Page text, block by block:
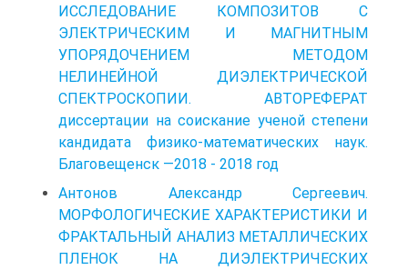
ИССЛЕДОВАНИЕ КОМПОЗИТОВ С
ЭЛЕКТРИЧЕСКИМ И МАГНИТНЫМ
УПОРЯДОЧЕНИЕМ МЕТОДОМ
НЕЛИНЕЙНОЙ ДИЭЛЕКТРИЧЕСКОЙ
СПЕКТРОСКОПИИ. АВТОРЕФЕРАТ
диссертации на соискание ученой степени
кандидата физико-математических наук.
Благовещенск —2018 - 2018 год
Антонов Александр Сергеевич.
МОРФОЛОГИЧЕСКИЕ ХАРАКТЕРИСТИКИ И
ФРАКТАЛЬНЫЙ АНАЛИЗ МЕТАЛЛИЧЕСКИХ
ПЛЕНОК НА ДИЭЛЕКТРИЧЕСКИХ